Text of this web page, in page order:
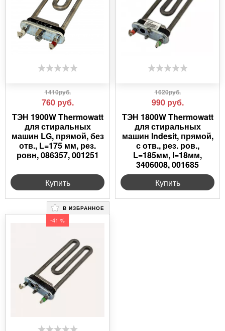
1410руб.
760 руб.
ТЭН 1900W Thermowatt
для стиральных
машин LG, прямой, без
отв., L=175 мм, рез.
ровн, 086357, 001251
Купить
1620руб.
990 руб.
ТЭН 1800W Thermowatt
для стиральных
машин Indesit, прямой,
с отв., рез. ров.,
L=185мм, I=18мм,
3406008, 001685
Купить
В ИЗБРАННОЕ
-41 %